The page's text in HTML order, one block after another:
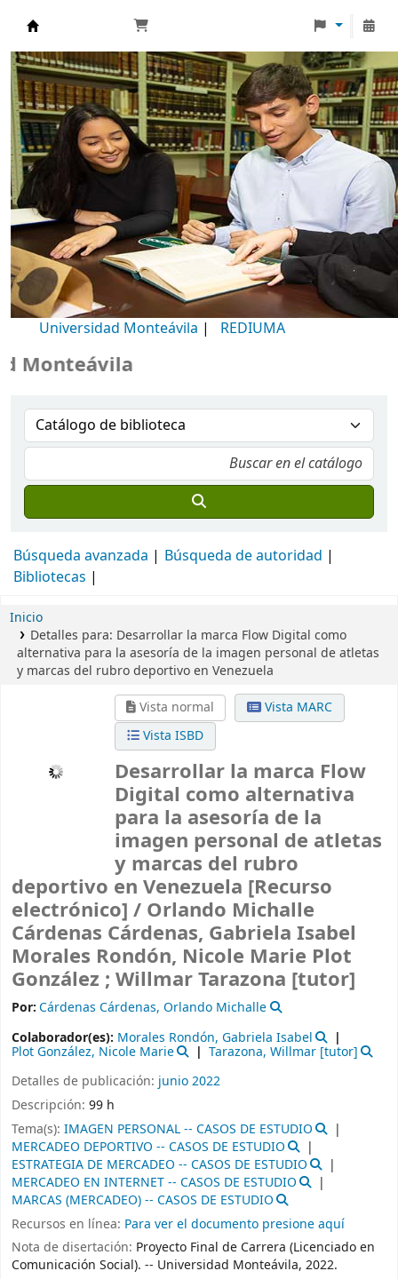
Biblioteca Universidad Monteávila
Universidad Monteávila | REDIUMA
Búsqueda avanzada
Búsqueda de autoridad
Bibliotecas
Inicio
Detalles para: Desarrollar la marca Flow Digital como
alternativa para la asesoría de la imagen personal de atletas
y marcas del rubro deportivo en Venezuela
Vista normal
Vista MARC
Vista ISBD
Desarrollar la marca Flow
Digital como alternativa
para la asesoría de la
imagen personal de atletas
y marcas del rubro
deportivo en Venezuela [Recurso
electrónico] / Orlando Michalle
Cárdenas Cárdenas, Gabriela Isabel
Morales Rondón, Nicole Marie Plot
González ; Willmar Tarazona [tutor]
Por:Cárdenas Cárdenas, Orlando Michalle
Colaborador(es): Morales Rondón, Gabriela Isabel
Plot González, Nicole Marie Tarazona, Willmar[tutor]
Detalles de publicación: junio 2022
Descripción: 99 h
Tema(s): IMAGEN PERSONAL -- CASOS DE ESTUDIO
MERCADEO DEPORTIVO -- CASOS DE ESTUDIO
ESTRATEGIA DE MERCADEO -- CASOS DE ESTUDIO
MERCADEO EN INTERNET -- CASOS DE ESTUDIO
MARCAS (MERCADEO) -- CASOS DE ESTUDIO
Recursos en línea: Para ver el documento presione aquí
Nota de disertación: Proyecto Final de Carrera (Licenciado en
Comunicación Social). -- Universidad Monteávila, 2022.